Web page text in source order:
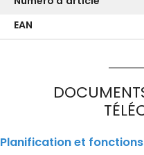
EAN
Planification et fonctions